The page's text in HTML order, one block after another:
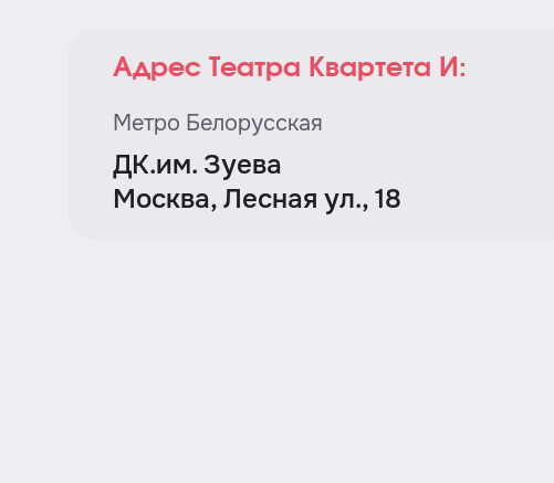
Адрес Театра Квартета И:
Метро Белорусская
ДК.им. Зуева
Москва, Лесная ул., 18